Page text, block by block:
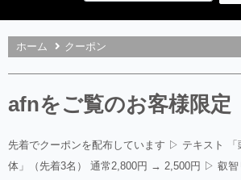
ホーム クーポン
afnをご覧のお客様限定
先着でクーポンを配布しています ▷ テキスト 「
体」（先着3名） 通常2,800円 → 2,500円 ▷ 叡智